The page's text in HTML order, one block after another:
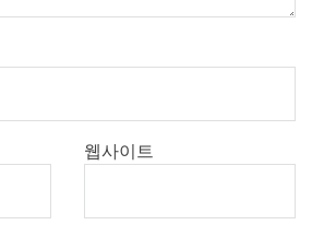
웹사이트